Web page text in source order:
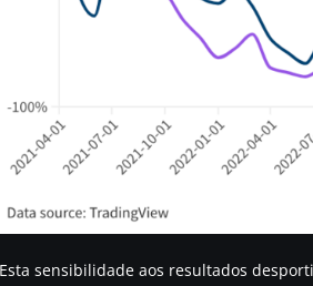
Esta sensibilidade aos resultados